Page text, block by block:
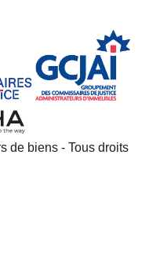
de biens - Tous droits